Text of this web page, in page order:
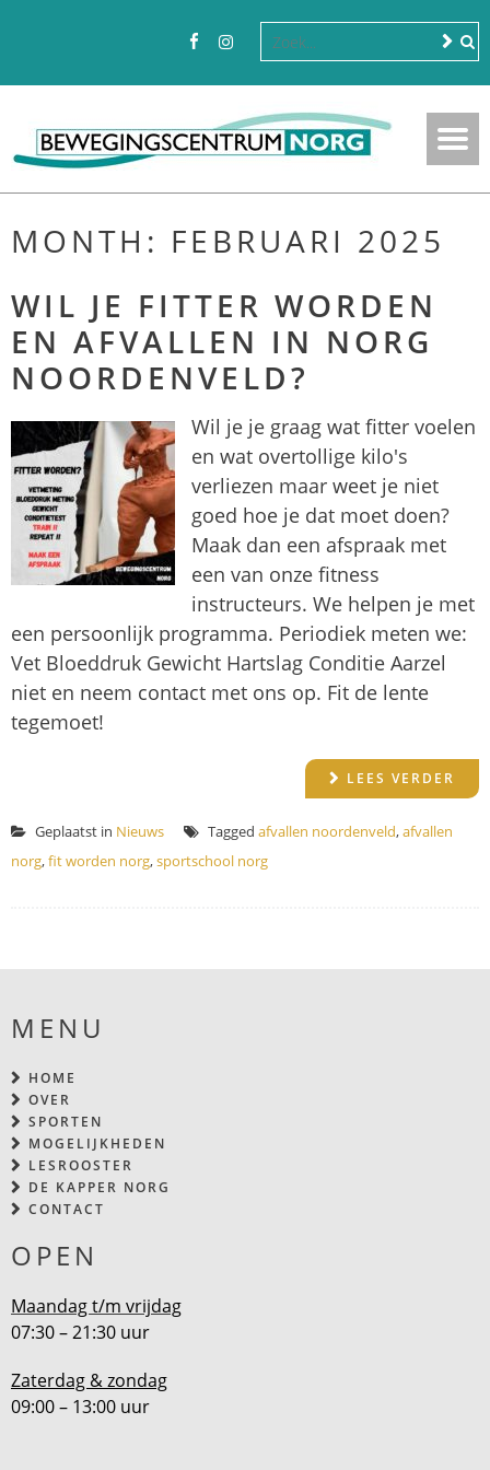
MONTH: FEBRUARI 2025
WIL JE FITTER WORDEN
EN AFVALLEN IN NORG
NOORDENVELD?
Wil je je graag wat fitter voelen
en wat overtollige kilo's
verliezen maar weet je niet
goed hoe je dat moet doen?
Maak dan een afspraak met
een van onze fitness
instructeurs. We helpen je met
een persoonlijk programma. Periodiek meten we:
Vet Bloeddruk Gewicht Hartslag Conditie Aarzel
niet en neem contact met ons op. Fit de lente
tegemoet!
LEES VERDER
Geplaatst in Nieuws Tagged afvallen noordenveld,afvallen
norg,fit worden norg,sportschool norg
MENU
HOME
OVER
SPORTEN
MOGELIJKHEDEN
LESROOSTER
DE KAPPER NORG
CONTACT
OPEN
Maandag t/m vrijdag
07:30 – 21:30 uur
Zaterdag & zondag
09:00 – 13:00 uur